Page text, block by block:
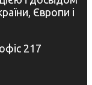
Європи і
217